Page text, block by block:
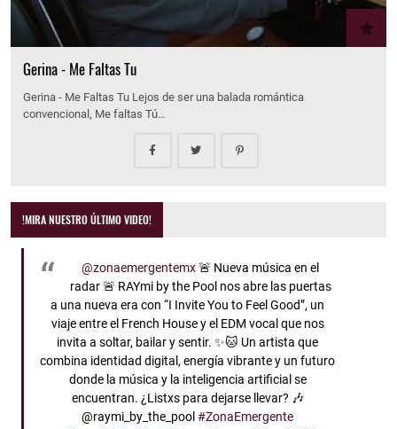
Gerina - Me Faltas Tu
Gerina - Me Faltas Tu Lejos de ser una balada romántica
convencional, Me faltas Tú…
!MIRA NUESTRO ÚLTIMO VIDEO!
@zonaemergentemx🚨 Nueva música en el
radar 🚨 RAYmi by the Pool nos abre las puertas
a una nueva era con “I Invite You to Feel Good”, un
viaje entre el French House y el EDM vocal que nos
invita a soltar, bailar y sentir. ✨🐱 Un artista que
combina identidad digital, energía vibrante y un futuro
donde la música y la inteligencia artificial se
encuentran. ¿Listxs para dejarse llevar? 🎶
@raymi_by_the_pool#ZonaEmergente